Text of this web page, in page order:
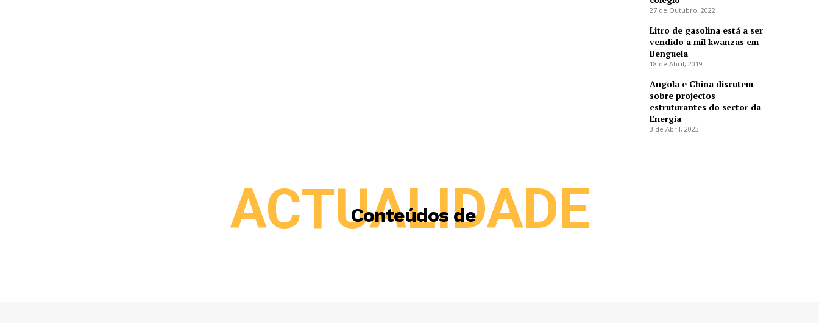
27 de Outubro, 2022
Litro de gasolina está a ser
vendido a mil kwanzas em
Benguela
18 de Abril, 2019
Angola e China discutem
sobre projectos
estruturantes do sector da
Energia
3 de Abril, 2023
Conteúdos de
ACTUALIDADE